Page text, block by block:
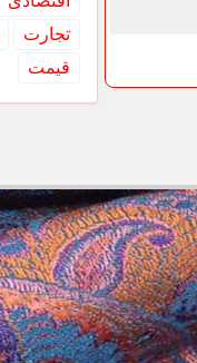
تجارت
قیمت